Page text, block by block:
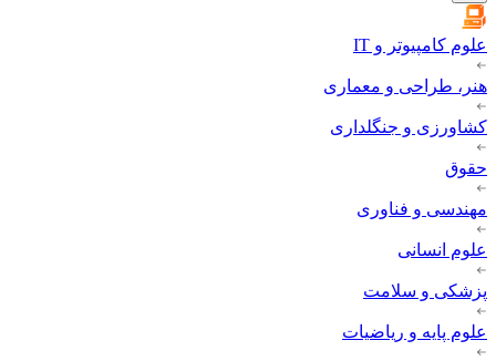
علوم کامپیوتر و IT
هنر، طراحی و معماری
کشاورزی و جنگلداری
حقوق
مهندسی و فناوری
علوم انسانی
پزشکی و سلامت
علوم پایه و ریاضیات